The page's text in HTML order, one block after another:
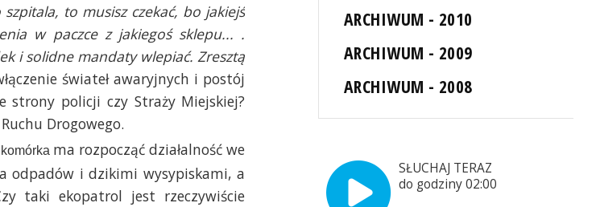
to musisz czekać, bo jakiejś
w paczce z jakiegoś sklepu... .
i solidne mandaty wlepiać. Zresztą
świateł awaryjnych i postój
strony policji czy Straży Miejskiej?
Drogowego.
ma rozpocząć działalność we
odpadów i dzikimi wysypiskami, a
taki ekopatrol jest rzeczywiście
ARCHIWUM - 2010
ARCHIWUM - 2009
ARCHIWUM - 2008
SŁUCHAJ TERAZ
do godziny 02:00